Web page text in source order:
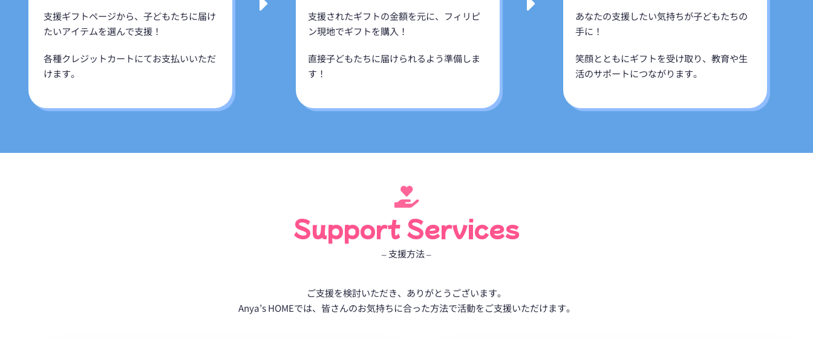
支援ギフトページから、子どもたちに届け
たいアイテムを選んで支援！
各種クレジットカートにてお支払いいただ
けます。
支援されたギフトの金額を元に、フィリピ
ン現地でギフトを購入！
直接子どもたちに届けられるよう準備しま
す！
あなたの支援したい気持ちが子どもたちの
手に！
笑顔とともにギフトを受け取り、教育や生
活のサポートにつながります。
Support Services
– 支援方法 –
ご支援を検討いただき、ありがとうございます。
Anya’s HOMEでは、皆さんのお気持ちに合った方法で活動をご支援いただけます。